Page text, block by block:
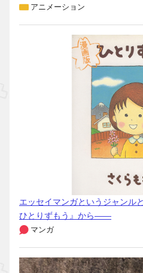
アニメーション
エッセイマンガというジャン
ひとりずもう』から――
マンガ